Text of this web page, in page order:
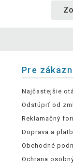
Pre
Najčastejšie
Odstúpiť od
Reklamačný
Doprava a
Obchodné
Ochrana